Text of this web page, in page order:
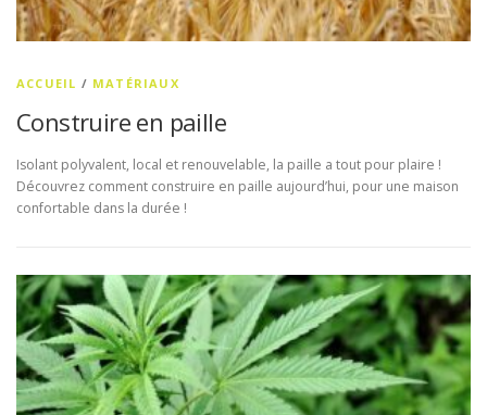
ACCUEIL / MATÉRIAUX
Construire en paille
Isolant polyvalent, local et renouvelable, la paille a tout pour plaire !
Découvrez comment construire en paille aujourd’hui, pour une maison
confortable dans la durée !